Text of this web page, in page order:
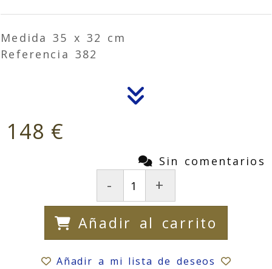
Medida 35 x 32 cm
Referencia 382
148 €
Sin comentarios
-
+
Añadir al carrito
Añadir a mi lista de deseos